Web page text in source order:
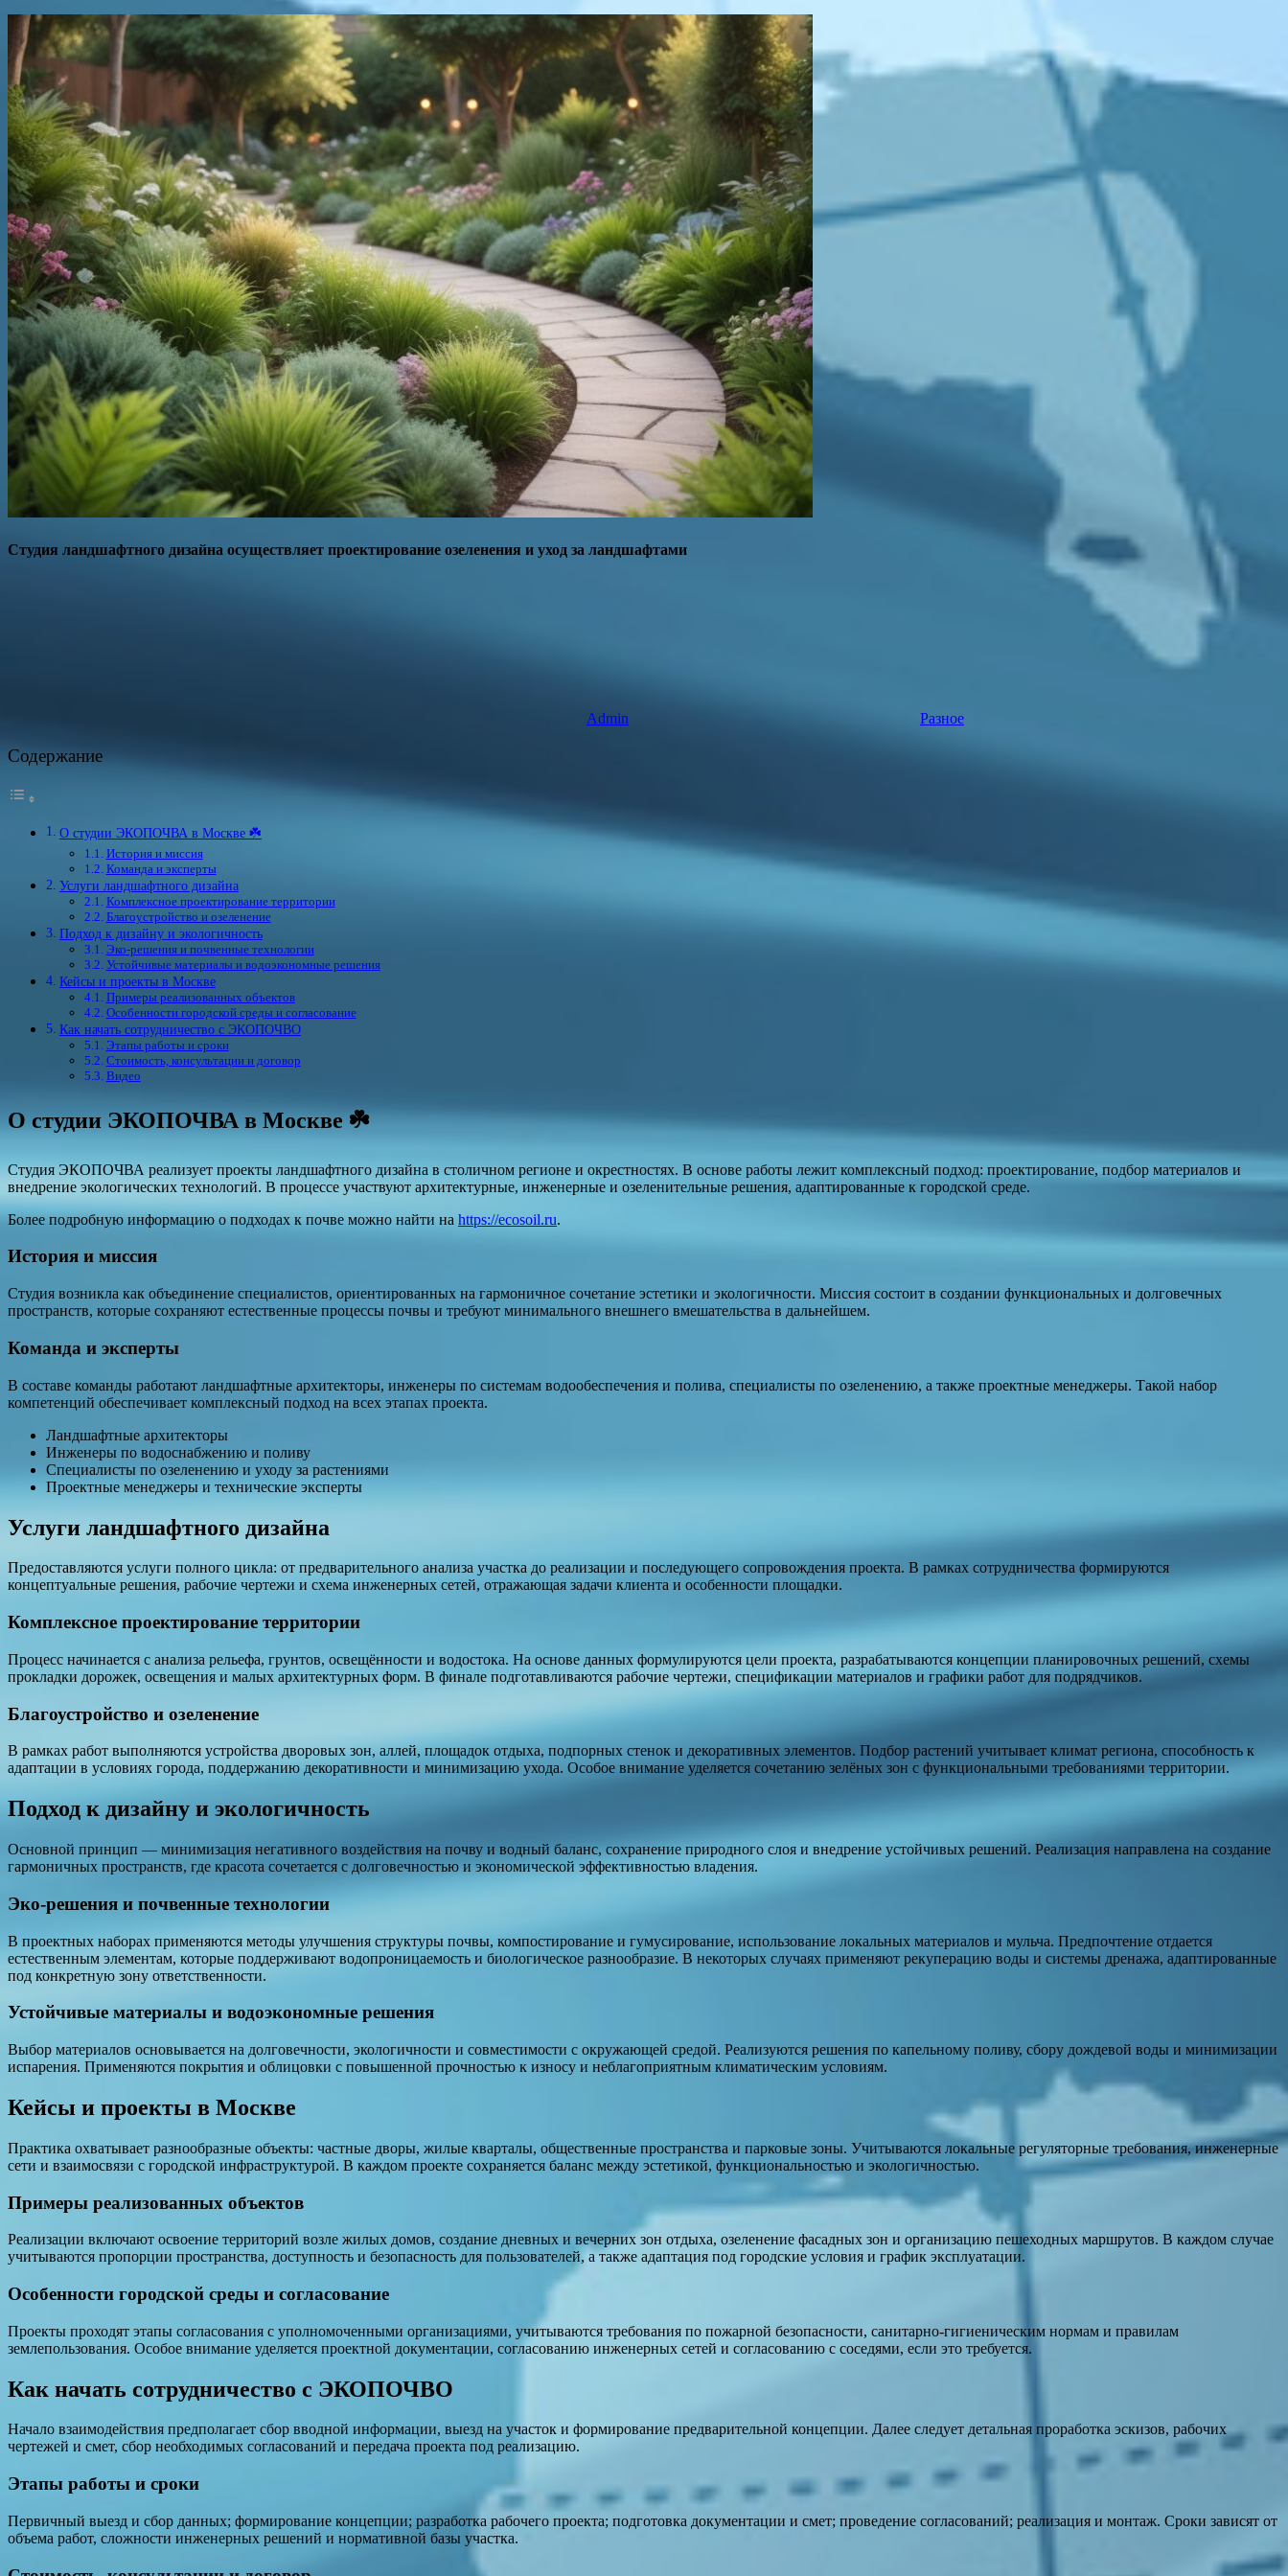
Студия ландшафтного дизайна осуществляет проектирование озеленения и уход за ландшафтами
Admin Разное
Содержание
О студии ЭКОПОЧВА в Москве ☘️
История и миссия
Команда и эксперты
Услуги ландшафтного дизайна
Комплексное проектирование территории
Благоустройство и озеленение
Подход к дизайну и экологичность
Эко-решения и почвенные технологии
Устойчивые материалы и водоэкономные решения
Кейсы и проекты в Москве
Примеры реализованных объектов
Особенности городской среды и согласование
Как начать сотрудничество с ЭКОПОЧВО
Этапы работы и сроки
Стоимость, консультации и договор
Видео
О студии ЭКОПОЧВА в Москве ☘️
Студия ЭКОПОЧВА реализует проекты ландшафтного дизайна в столичном регионе и окрестностях. В основе работы лежит комплексный подход: проектирование, подбор материалов и
внедрение экологических технологий. В процессе участвуют архитектурные, инженерные и озеленительные решения, адаптированные к городской среде.
Более подробную информацию о подходах к почве можно найти на https://ecosoil.ru.
История и миссия
Студия возникла как объединение специалистов, ориентированных на гармоничное сочетание эстетики и экологичности. Миссия состоит в создании функциональных и долговечных
пространств, которые сохраняют естественные процессы почвы и требуют минимального внешнего вмешательства в дальнейшем.
Команда и эксперты
В составе команды работают ландшафтные архитекторы, инженеры по системам водообеспечения и полива, специалисты по озеленению, а также проектные менеджеры. Такой набор
компетенций обеспечивает комплексный подход на всех этапах проекта.
Ландшафтные архитекторы
Инженеры по водоснабжению и поливу
Специалисты по озеленению и уходу за растениями
Проектные менеджеры и технические эксперты
Услуги ландшафтного дизайна
Предоставляются услуги полного цикла: от предварительного анализа участка до реализации и последующего сопровождения проекта. В рамках сотрудничества формируются
концептуальные решения, рабочие чертежи и схема инженерных сетей, отражающая задачи клиента и особенности площадки.
Комплексное проектирование территории
Процесс начинается с анализа рельефа, грунтов, освещённости и водостока. На основе данных формулируются цели проекта, разрабатываются концепции планировочных решений, схемы
прокладки дорожек, освещения и малых архитектурных форм. В финале подготавливаются рабочие чертежи, спецификации материалов и графики работ для подрядчиков.
Благоустройство и озеленение
В рамках работ выполняются устройства дворовых зон, аллей, площадок отдыха, подпорных стенок и декоративных элементов. Подбор растений учитывает климат региона, способность к
адаптации в условиях города, поддержанию декоративности и минимизацию ухода. Особое внимание уделяется сочетанию зелёных зон с функциональными требованиями территории.
Подход к дизайну и экологичность
Основной принцип — минимизация негативного воздействия на почву и водный баланс, сохранение природного слоя и внедрение устойчивых решений. Реализация направлена на создание
гармоничных пространств, где красота сочетается с долговечностью и экономической эффективностью владения.
Эко-решения и почвенные технологии
В проектных наборах применяются методы улучшения структуры почвы, компостирование и гумусирование, использование локальных материалов и мульча. Предпочтение отдается
естественным элементам, которые поддерживают водопроницаемость и биологическое разнообразие. В некоторых случаях применяют рекуперацию воды и системы дренажа, адаптированные
под конкретную зону ответственности.
Устойчивые материалы и водоэкономные решения
Выбор материалов основывается на долговечности, экологичности и совместимости с окружающей средой. Реализуются решения по капельному поливу, сбору дождевой воды и минимизации
испарения. Применяются покрытия и облицовки с повышенной прочностью к износу и неблагоприятным климатическим условиям.
Кейсы и проекты в Москве
Практика охватывает разнообразные объекты: частные дворы, жилые кварталы, общественные пространства и парковые зоны. Учитываются локальные регуляторные требования, инженерные
сети и взаимосвязи с городской инфраструктурой. В каждом проекте сохраняется баланс между эстетикой, функциональностью и экологичностью.
Примеры реализованных объектов
Реализации включают освоение территорий возле жилых домов, создание дневных и вечерних зон отдыха, озеленение фасадных зон и организацию пешеходных маршрутов. В каждом случае
учитываются пропорции пространства, доступность и безопасность для пользователей, а также адаптация под городские условия и график эксплуатации.
Особенности городской среды и согласование
Проекты проходят этапы согласования с уполномоченными организациями, учитываются требования по пожарной безопасности, санитарно-гигиеническим нормам и правилам
землепользования. Особое внимание уделяется проектной документации, согласованию инженерных сетей и согласованию с соседями, если это требуется.
Как начать сотрудничество с ЭКОПОЧВО
Начало взаимодействия предполагает сбор вводной информации, выезд на участок и формирование предварительной концепции. Далее следует детальная проработка эскизов, рабочих
чертежей и смет, сбор необходимых согласований и передача проекта под реализацию.
Этапы работы и сроки
Первичный выезд и сбор данных; формирование концепции; разработка рабочего проекта; подготовка документации и смет; проведение согласований; реализация и монтаж. Сроки зависят от
объема работ, сложности инженерных решений и нормативной базы участка.